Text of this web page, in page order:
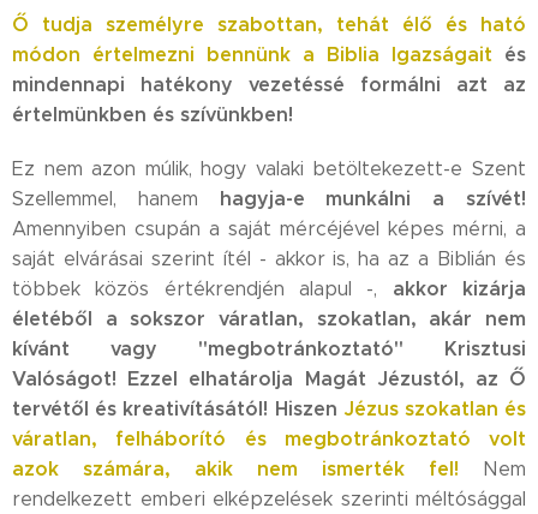
Ő tudja személyre szabottan, tehát élő és ható
módon értelmezni bennünk a Biblia Igazságait és
mindennapi hatékony vezetéssé formálni azt az
értelmünkben és szívünkben!
Ez nem azon múlik, hogy valaki betöltekezett-e Szent
Szellemmel, hanem hagyja-e munkálni a szívét!
Amennyiben csupán a saját mércéjével képes mérni, a
saját elvárásai szerint ítél - akkor is, ha az a Biblián és
többek közös értékrendjén alapul -, akkor kizárja
életéből a sokszor váratlan, szokatlan, akár nem
kívánt vagy "megbotránkoztató" Krisztusi
Valóságot! Ezzel elhatárolja Magát Jézustól, az Ő
tervétől és kreativításától! Hiszen Jézus szokatlan és
váratlan, felháborító és megbotránkoztató volt
azok számára, akik nem ismerték fel!
Nem
rendelkezett emberi elképzelések szerinti méltósággal